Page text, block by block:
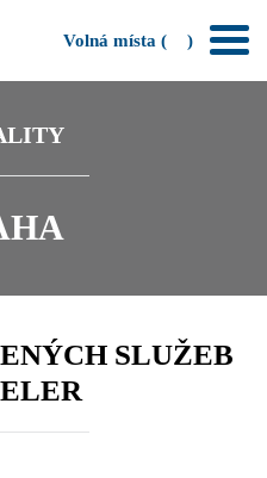
Volná místa ( )
SLUŽEB